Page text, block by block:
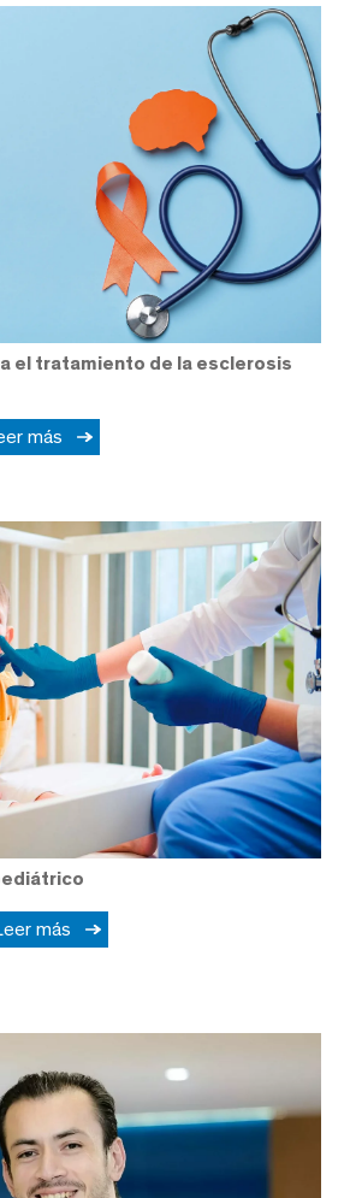
el tratamiento de la esclerosis
más
más